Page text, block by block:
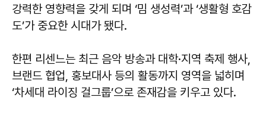
강력한 영향력을 갖게 되며 ‘밈 생성력’과 ‘생활형 호감
도’가 중요한 시대가 됐다.
한편 리센느는 최근 음악 방송과 대학·지역 축제 행사,
브랜드 협업, 홍보대사 등의 활동까지 영역을 넓히며
‘차세대 라이징 걸그룹’으로 존재감을 키우고 있다.